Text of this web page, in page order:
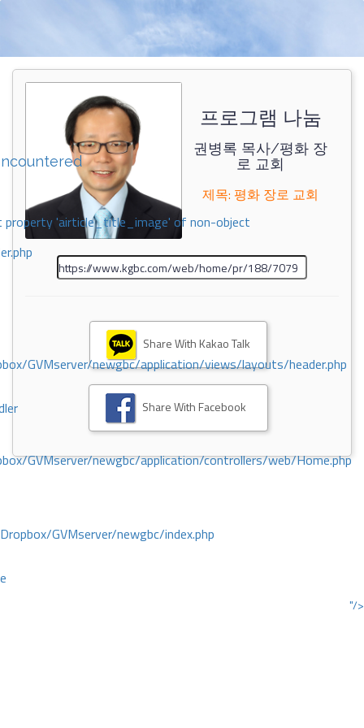
property 'airticle_title_image' of non-object
GVMserver/newgbc/application/views/layouts/header.php
GVMserver/newgbc/application/controllers/web/Home.php
GVMserver/newgbc/index.php
"/>
프로그램 나눔
권병록 목사/평화 장
로 교회
제목: 평화 장로 교회
Share With Kakao Talk
Share With Facebook